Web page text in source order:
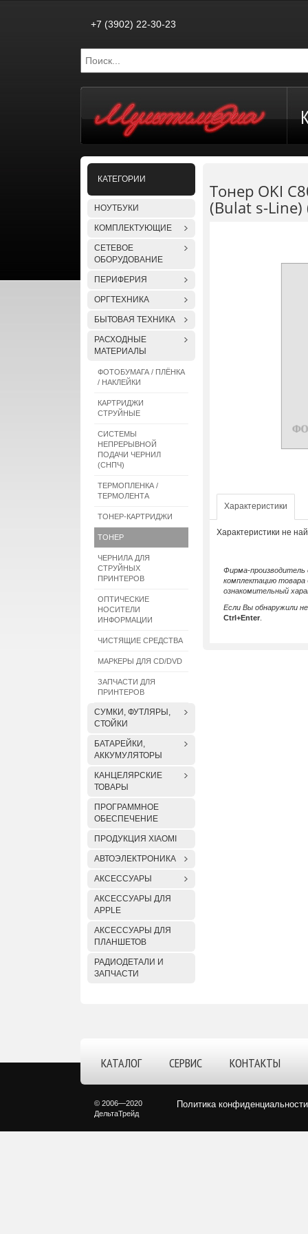
+7 (3902) 22-30-23
КАТЕГОРИИ
НОУТБУКИ
КОМПЛЕКТУЮЩИЕ
СЕТЕВОЕ
ОБОРУДОВАНИЕ
ПЕРИФЕРИЯ
ОРГТЕХНИКА
БЫТОВАЯ ТЕХНИКА
РАСХОДНЫЕ
МАТЕРИАЛЫ
ФОТОБУМАГА / ПЛЁНКА
/ НАКЛЕЙКИ
КАРТРИДЖИ
СТРУЙНЫЕ
СИСТЕМЫ
НЕПРЕРЫВНОЙ
ПОДАЧИ ЧЕРНИЛ
(СНПЧ)
ТЕРМОПЛЕНКА /
ТЕРМОЛЕНТА
ТОНЕР-КАРТРИДЖИ
ТОНЕР
ЧЕРНИЛА ДЛЯ
СТРУЙНЫХ
ПРИНТЕРОВ
ОПТИЧЕСКИЕ
НОСИТЕЛИ
ИНФОРМАЦИИ
ЧИСТЯЩИЕ СРЕДСТВА
МАРКЕРЫ ДЛЯ CD/DVD
ЗАПЧАСТИ ДЛЯ
ПРИНТЕРОВ
СУМКИ, ФУТЛЯРЫ,
СТОЙКИ
БАТАРЕЙКИ,
АККУМУЛЯТОРЫ
КАНЦЕЛЯРСКИЕ
ТОВАРЫ
ПРОГРАММНОЕ
ОБЕСПЕЧЕНИЕ
ПРОДУКЦИЯ XIAOMI
АВТОЭЛЕКТРОНИКА
АКСЕССУАРЫ
АКСЕССУАРЫ ДЛЯ
APPLE
АКСЕССУАРЫ ДЛЯ
ПЛАНШЕТОВ
РАДИОДЕТАЛИ И
ЗАПЧАСТИ
Тонер OKI
(Bulat s-Line)
Характеристики
Характеристики не
Фирма-производитель
комплектацию товара
ознакомительный
Если Вы обнаружили
Ctrl+Enter
КАТАЛОГ СЕРВИС КОНТАКТЫ
Политика конфиденциальности
© 2006—2020
ДельтаТрейд